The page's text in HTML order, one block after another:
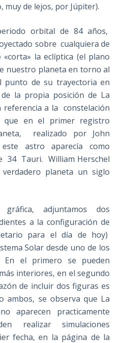
de lejos, por Júpiter).
orbital de 84 años,
sobre cualquiera de
«corta» la eclíptica (el plano
nuestro planeta en torno al
punto de su trayectoria en
la propia posición de La
a la constelación
en el primer registro
realizado por John
astro aparecía como
34 Tauri. William Herschel
planeta un siglo
gráfica, adjuntamos dos
a la configuración de
para el día de hoy)
Solar desde uno de los
En el primero se pueden
interiores, en el segundo
de incluir dos figuras es
ambos, se observa que La
aparecen practicamente
realizar simulaciones
fecha, en la página de la